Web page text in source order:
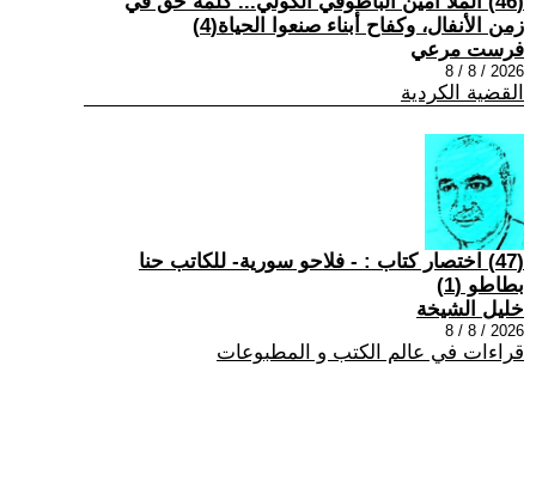
زمن الأنفال، وكفاح أبناء صنعوا الحياة(4)
فرست مرعي
2026 / 8 / 8
القضية الكردية
(47) اختصار كتاب : - فلاحو سورية- للكاتب حنا
بطاطو (1)
خليل الشيخة
2026 / 8 / 8
قراءات في عالم الكتب و المطبوعات